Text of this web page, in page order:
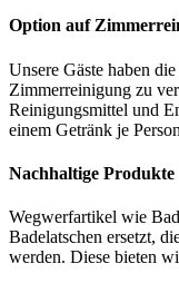
Option auf
Unsere Gäste haben
Zimmerreinigung zu
Reinigungsmittel und
einem Getränk je
Nachhaltige Produkte
Wegwerfartikel wie
Badelatschen ersetzt,
werden. Diese bieten